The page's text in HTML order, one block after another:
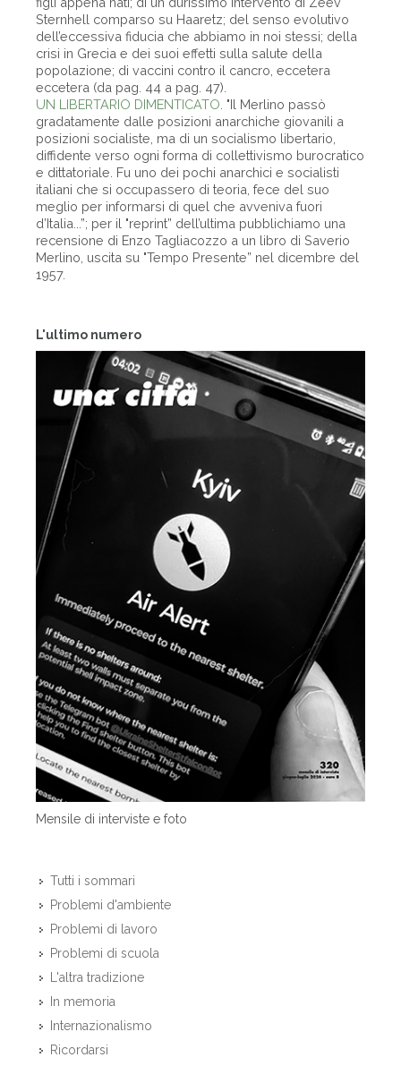
L'ultimo numero
Mensile di interviste e foto
Tutti i sommari
Problemi d'ambiente
Problemi di lavoro
Problemi di scuola
L'altra tradizione
In memoria
Internazionalismo
Ricordarsi
Sternhell comparso su Haaretz; del senso evolutivo
dell’eccessiva fiducia che abbiamo in noi stessi; della
crisi in Grecia e dei suoi effetti sulla salute della
popolazione; di vaccini contro il cancro, eccetera
eccetera (da pag. 44 a pag. 47).
UN LIBERTARIO DIMENTICATO . "Il Merlino passò
gradatamente dalle posizioni anarchiche giovanili a
posizioni socialiste, ma di un socialismo libertario,
diffidente verso ogni forma di collettivismo burocratico
e dittatoriale. Fu uno dei pochi anarchici e socialisti
italiani che si occupassero di teoria, fece del suo
meglio per informarsi di quel che avveniva fuori
d’Italia...”; per il "reprint” dell’ultima pubblichiamo una
recensione di Enzo Tagliacozzo a un libro di Saverio
Merlino, uscita su "Tempo Presente” nel dicembre del
1957.